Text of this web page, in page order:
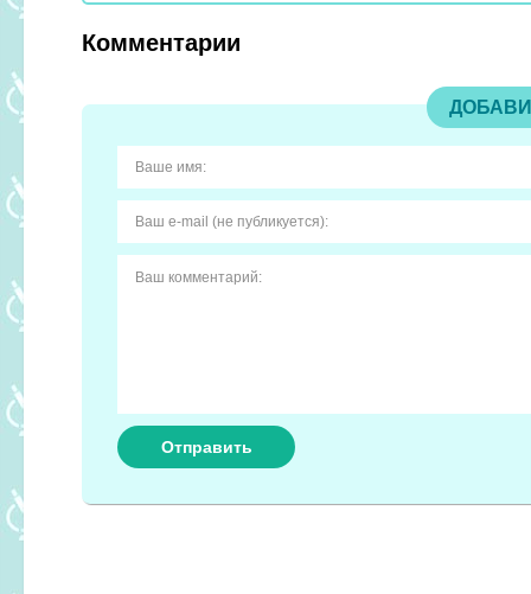
Комментарии